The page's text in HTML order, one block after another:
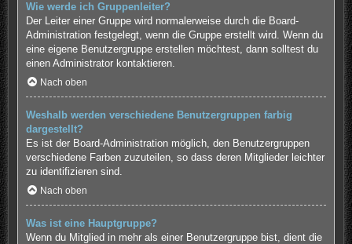
Wie werde ich Gruppenleiter?
Der Leiter einer Gruppe wird normalerweise durch die Board-
Administration festgelegt, wenn die Gruppe erstellt wird. Wenn du
eine eigene Benutzergruppe erstellen möchtest, dann solltest du
einen Administrator kontaktieren.
Nach oben
Weshalb werden verschiedene Benutzergruppen farbig
dargestellt?
Es ist der Board-Administration möglich, den Benutzergruppen
verschiedene Farben zuzuteilen, so dass deren Mitglieder leichter
zu identifizieren sind.
Nach oben
Was ist eine Hauptgruppe?
Wenn du Mitglied in mehr als einer Benutzergruppe bist, dient die